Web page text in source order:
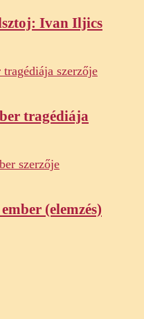
Ivan Iljics
tragédiája
(elemzés)